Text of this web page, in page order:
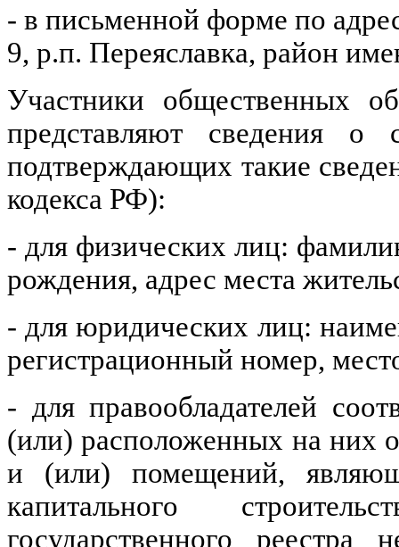
- в письменной форме по
9, р.п. Переяславка, район
Участники общественных
представляют сведения о
подтверждающих такие
кодекса РФ):
- для физических лиц:
рождения, адрес места
- для юридических лиц:
регистрационный номер,
- для правообладателей
(или) расположенных на них
и (или) помещений,
капитального
государственного